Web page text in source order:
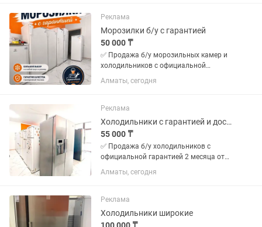
Реклама
Морозилки б/у с гарантией
50 000 ₸
✅ Продажа б/у морозильных камер и
холодильников с официальной
гарантией 2 месяца от магазина и
мастера с более чем 10 летним опытом
запахов Цены от 50000 в...
Алматы, сегодня
Реклама
Холодильники с гарантией и доставкой по городу
55 000 ₸
✅ Продажа б/у холодильников с
официальной гарантией 2 месяца от
магазина и мастера с более чем 10
летним опытом работы. Все
Цены от 50000 в зависимости от
модели...
Алматы, сегодня
Реклама
Холодильники широкие